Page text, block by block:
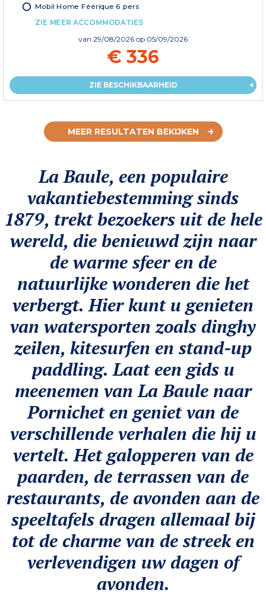
Mobil Home Féérique 6 pers
ZIE MEER ACCOMMODATIES
van 29/08/2026 op 05/09/2026
€ 336
ZIE BESCHIKBAARHEID
MEER RESULTATEN BEKIJKEN
La Baule, een populaire
vakantiebestemming sinds
1879, trekt bezoekers uit de hele
wereld, die benieuwd zijn naar
de warme sfeer en de
natuurlijke wonderen die het
verbergt. Hier kunt u genieten
van watersporten zoals dinghy
zeilen, kitesurfen en stand-up
paddling. Laat een gids u
meenemen van La Baule naar
Pornichet en geniet van de
verschillende verhalen die hij u
vertelt. Het galopperen van de
paarden, de terrassen van de
restaurants, de avonden aan de
speeltafels dragen allemaal bij
tot de charme van de streek en
verlevendigen uw dagen of
avonden.